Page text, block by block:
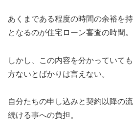
あくまである程度の時間の余裕を
となるのが住宅ローン審査の時間。
しかし、この内容を分かっていて
方ないとばかりは言えない。
自分たちの申し込みと契約以降の
続ける事への負担。